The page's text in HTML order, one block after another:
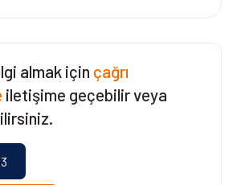
almak için çağrı
iletişime geçebilir veya